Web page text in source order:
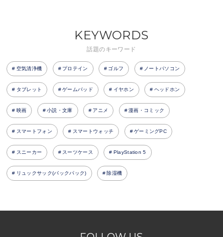
KEYWORDS
話題のキーワード
空気清浄機 プロテイン ゴルフ ノートパソコン
タブレット ゲームパッド イヤホン ヘッドホン
映画 小説・文庫 アニメ 漫画・コミック
スマートフォン スマートウォッチ ゲーミングPC
スニーカー スーツケース PlayStation 5
リュックサック(バックパック) 除湿機